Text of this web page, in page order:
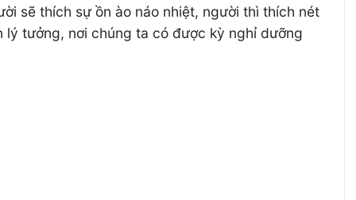
sẽ thích sự ồn ào náo nhiệt, người thì thích nét
lý tưởng, nơi chúng ta có được kỳ nghỉ dưỡng